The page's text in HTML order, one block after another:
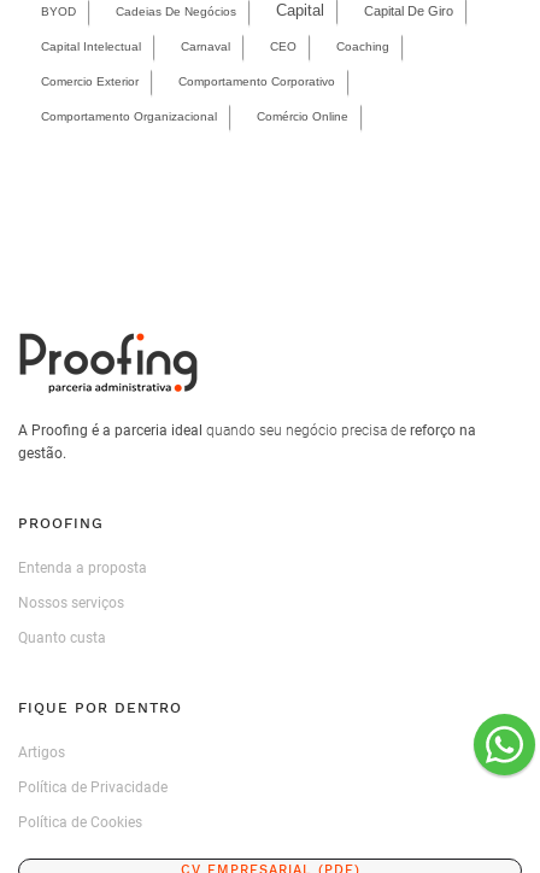
BYOD Cadeias De Negócios Capital Capital De Giro
Capital Intelectual Carnaval CEO Coaching
Comercio Exterior Comportamento Corporativo
Comportamento Organizacional Comércio Online
A Proofing é a parceria ideal quando seu negócio precisa de reforço na
gestão.
PROOFING
Entenda a proposta
Nossos serviços
Quanto custa
FIQUE POR DENTRO
Artigos
Política de Privacidade
Política de Cookies